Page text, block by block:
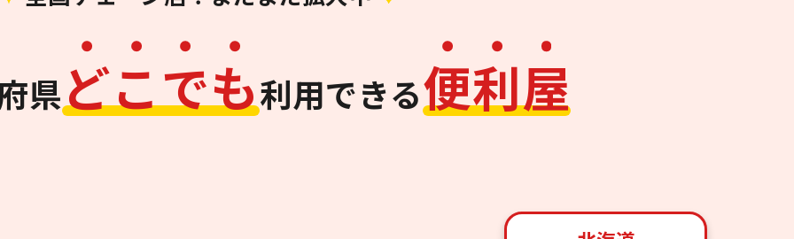
県どこでも利用できる便利屋